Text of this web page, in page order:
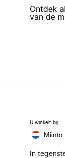
Ontdek
van de
U winkelt bij
Miinto
In